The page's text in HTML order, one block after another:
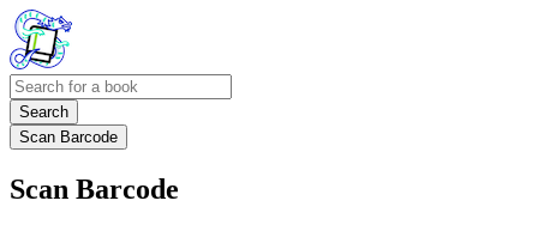
Search
Scan Barcode
Scan Barcode